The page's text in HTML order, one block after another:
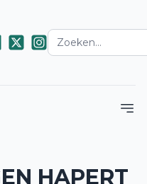
HAPERT